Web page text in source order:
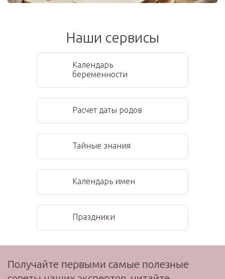
Наши сервисы
Календарь
беременности
Расчет даты родов
Тайные знания
Календарь имен
Праздники
Получайте первыми самые полезные